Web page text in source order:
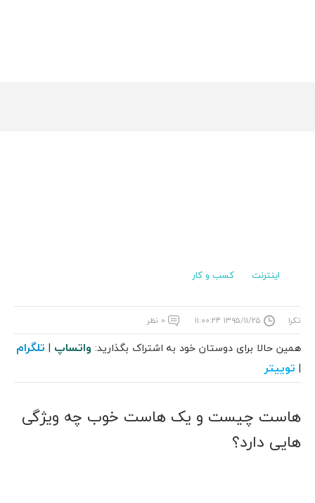
اینترنت کسب و کار
تکرا ۱۳۹۵/۱۱/۲۵ ۱۱:۰۰:۲۴ ۰ نظر
همین حالا برای دوستان خود به اشتراک بگذارید: واتساپ | تلگرام
| توییتر
هاست چیست و یک هاست خوب چه ویژگی
هایی دارد؟